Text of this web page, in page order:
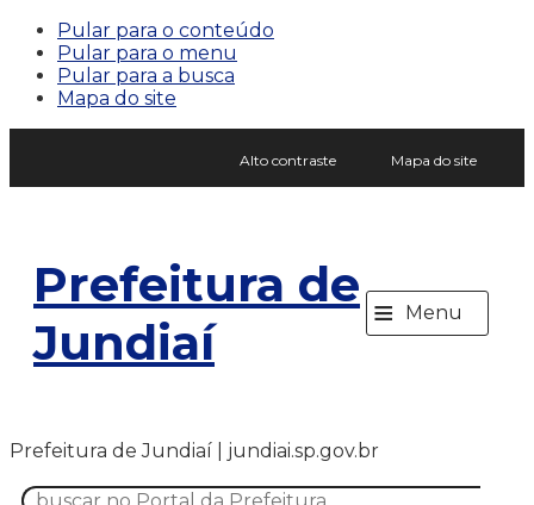
Pular para o conteúdo
Pular para o menu
Pular para a busca
Mapa do site
Alto contraste Mapa do site
Prefeitura de
Jundiaí
≡ Menu
Prefeitura de Jundiaí | jundiai.sp.gov.br